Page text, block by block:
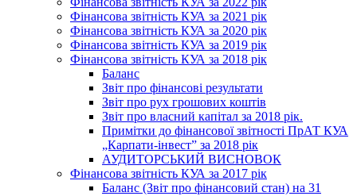
Фінансова звітність КУА за 2021 рік
Фінансова звітність КУА за 2020 рік
Фінансова звітність КУА за 2019 рік
Фінансова звітність КУА за 2018 рік
Баланс
Звіт про фінансові результати
Звіт про рух грошових коштів
Звіт про власний капітал за 2018 рік.
Примітки до фінансової звітності ПрАТ КУА
„Карпати-інвест” за 2018 рік
АУДИТОРСЬКИЙ ВИСНОВОК
Фінансова звітність КУА за 2017 рік
Баланс (Звіт про фінансовий стан) на 31